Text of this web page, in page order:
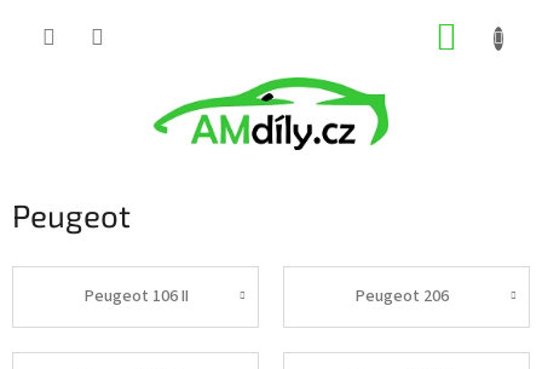
Peugeot
Peugeot 106 II Peugeot 206